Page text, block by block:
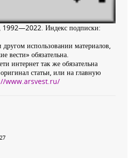
1992—2022. Индекс подписки:
использовании материалов,
вести» обязательна.
интернет так же обязательна
статьи, или на главную
www.arsvest.ru/